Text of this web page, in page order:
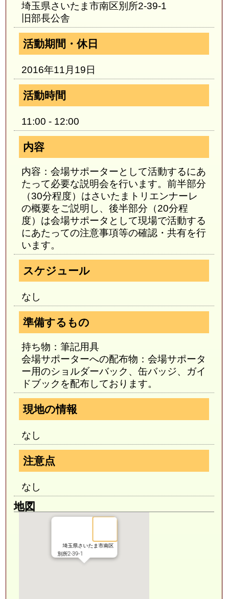
埼玉県さいたま市南区別所2-39-1
旧部長公舎
活動期間・休日
2016年11月19日
活動時間
11:00 - 12:00
内容
内容：会場サポーターとして活動するにあ
たって必要な説明会を行います。前半部分
（30分程度）はさいたまトリエンナーレ
の概要をご説明し、後半部分（20分程
度）は会場サポータとして現場で活動する
にあたっての注意事項等の確認・共有を行
います。
スケジュール
なし
準備するもの
持ち物：筆記用具
会場サポーターへの配布物：会場サポータ
ー用のショルダーバック、缶バッジ、ガイ
ドブックを配布しております。
現地の情報
なし
注意点
なし
地図
埼玉県さいたま市南区
別所2-39-1